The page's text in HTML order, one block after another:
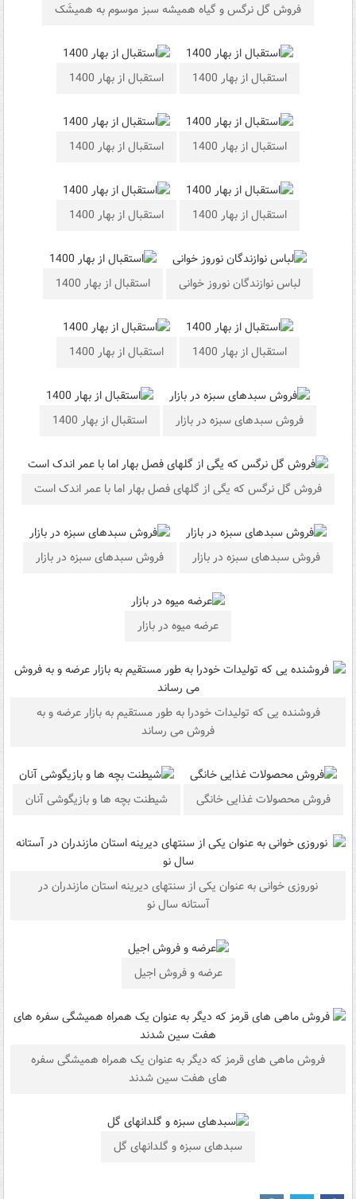
فروش گل نرگس و گیاه همیشه سبز موسوم به همیشَک
استقبال از بهار 1400 استقبال از بهار 1400
استقبال از بهار 1400 استقبال از بهار 1400
استقبال از بهار 1400 استقبال از بهار 1400
لباس نوازندگان نوروز خوانی استقبال از بهار 1400
استقبال از بهار 1400 استقبال از بهار 1400
فروش سبدهای سبزه در بازار استقبال از بهار 1400
فروش گل نرگس که یگی از گلهای فصل بهار اما با عمر اندک است
فروش سبدهای سبزه در بازار فروش سبدهای سبزه در بازار
عرضه میوه در بازار
فروشنده یی که تولیدات خودرا به طور مستقیم به بازار عرضه و به
فروش می رساند
فروش محصولات غذایی خانگی شیطنت بچه ها و بازیگوشی آنان
نوروزی خوانی به عنوان یکی از سنتهای دیرینه استان مازندران در
آستانه سال نو
عرضه و فروش اجیل
فروش ماهی های قرمز که دیگر به عنوان یک همراه همیشگی سفره
های هفت سین شدند
سبدهای سبزه و گلدانهای گل